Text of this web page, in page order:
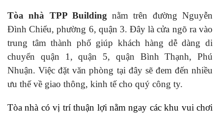
Tòa nhà TPP Building nằm trên đường Nguyễn
Đình Chiểu, phường 6, quận 3. Đây là cửa ngõ ra vào
trung tâm thành phố giúp khách hàng dễ dàng di
chuyển quận 1, quận 5, quận Bình Thạnh, Phú
Nhuận. Việc đặt văn phòng tại đây sẽ đem đến nhiều
ưu thế về giao thông, kinh tế cho quý công ty.
Tòa nhà có vị trí thuận lợi nằm ngay các khu vui chơi